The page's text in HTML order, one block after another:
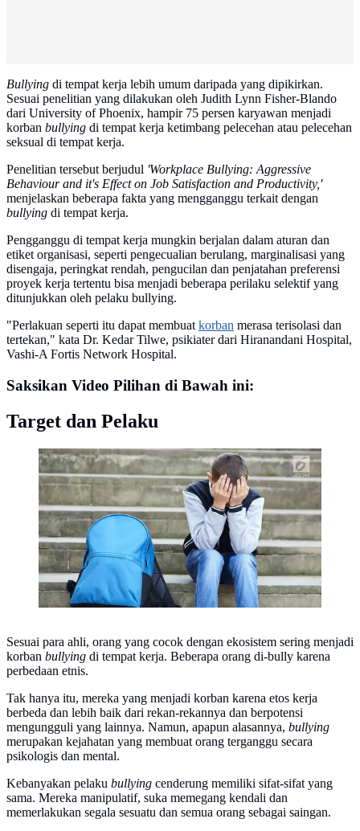
Bullying di tempat kerja lebih umum daripada yang dipikirkan.
Sesuai penelitian yang dilakukan oleh Judith Lynn Fisher-Blando
dari University of Phoenix, hampir 75 persen karyawan menjadi
korban bullying di tempat kerja ketimbang pelecehan atau pelecehan
seksual di tempat kerja.
Penelitian tersebut berjudul 'Workplace Bullying: Aggressive
Behaviour and it's Effect on Job Satisfaction and Productivity,'
menjelaskan beberapa fakta yang mengganggu terkait dengan
bullying di tempat kerja.
Pengganggu di tempat kerja mungkin berjalan dalam aturan dan
etiket organisasi, seperti pengecualian berulang, marginalisasi yang
disengaja, peringkat rendah, pengucilan dan penjatahan preferensi
proyek kerja tertentu bisa menjadi beberapa perilaku selektif yang
ditunjukkan oleh pelaku bullying.
"Perlakuan seperti itu dapat membuatkorban merasa terisolasi dan
tertekan," kata Dr. Kedar Tilwe, psikiater dari Hiranandani Hospital,
Vashi-A Fortis Network Hospital.
Saksikan Video Pilihan di Bawah ini:
Target dan Pelaku
Ilustrasi Foto Bullying (iStockphoto)
Sesuai para ahli, orang yang cocok dengan ekosistem sering menjadi
korban bullying di tempat kerja. Beberapa orang di-bully karena
perbedaan etnis.
Tak hanya itu, mereka yang menjadi korban karena etos kerja
berbeda dan lebih baik dari rekan-rekannya dan berpotensi
mengungguli yang lainnya. Namun, apapun alasannya, bullying
merupakan kejahatan yang membuat orang terganggu secara
psikologis dan mental.
Kebanyakan pelaku bullying cenderung memiliki sifat-sifat yang
sama. Mereka manipulatif, suka memegang kendali dan
memerlakukan segala sesuatu dan semua orang sebagai saingan.